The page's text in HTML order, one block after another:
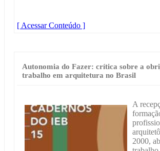
[ Acessar Conteúdo ]
Autonomia do Fazer: crítica sobre a
trabalho em arquitetura no Brasil
A
2000,